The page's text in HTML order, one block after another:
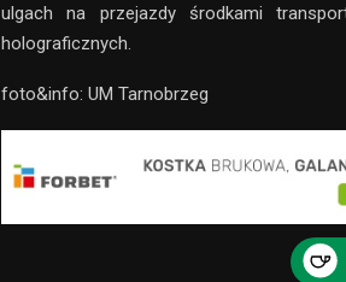
ulgach na przejazdy środkami
holograficznych.
foto&info: UM Tarnobrzeg